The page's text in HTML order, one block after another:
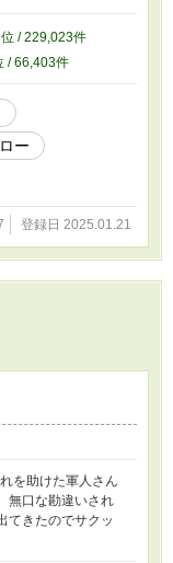
しい言葉と、毒々
儚い婚約者、シリ
で有能な男であっ
できないが、一度
）を、私から降り
・ブライトンは細
の了承を得ず、勝
領で鍛えられた精
振り向いて欲しく
ン（シリル・トラ
たり、シリアスし
私の好きなものを
理解とご協力をお
つよろしいです
本編より悩んで書
た皆様のおかげで
位 / 229,023件
/ 66,403件
ー
登録日 2025.01.21
を助けた軍人さん
無口な勘違いされ
てきたのでサクッ